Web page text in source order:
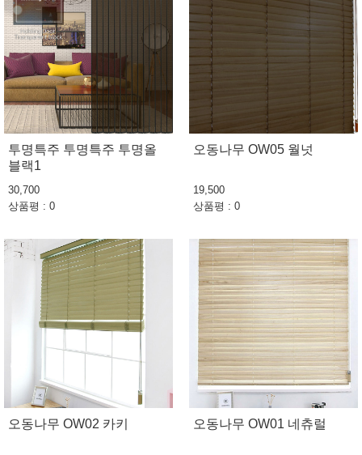
투명특주 투명특주 투명올
블랙1
30,700
상품평 : 0
오동나무 OW05 월넛
19,500
상품평 : 0
오동나무 OW02 카키 오동나무 OW01 네츄럴